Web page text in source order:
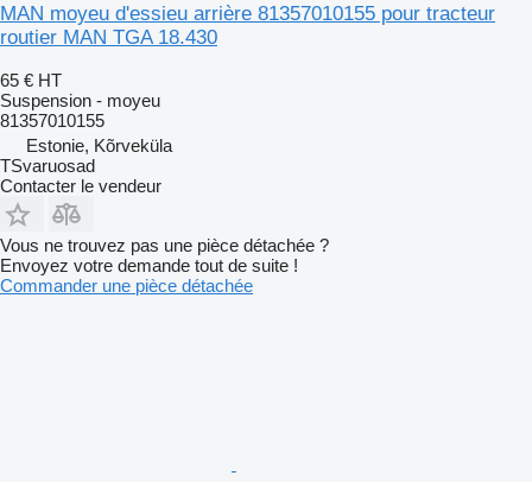
MAN moyeu d'essieu arrière 81357010155 pour tracteur
routier MAN TGA 18.430
65 € HT
Suspension - moyeu
81357010155
Estonie, Kõrveküla
TSvaruosad
Contacter le vendeur
Vous ne trouvez pas une pièce détachée ?
Envoyez votre demande tout de suite !
Commander une pièce détachée